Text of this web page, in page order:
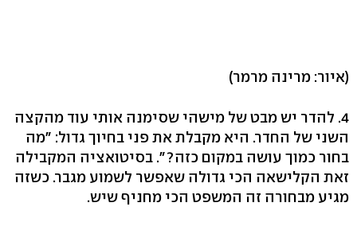
(איור: מרינה מרמר)
4. להדר יש מבט של מישהי שסימנה אותי עוד מהקצה
השני של החדר. היא מקבלת את פני בחיוך גדול: "מה
בחור כמוך עושה במקום כזה?". בסיטואציה המקבילה
זאת הקלישאה הכי גדולה שאפשר לשמוע מגבר. כשזה
מגיע מבחורה זה המשפט הכי מחניף שיש.